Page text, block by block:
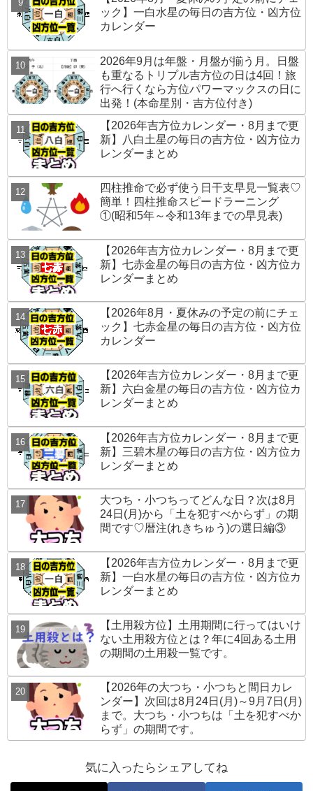
ック】一白水星の毎日の吉方位・凶方位
カレンダー
2026年9月は年盤・月盤が揃う月。日盤
も重なるトリプル吉方位の日は4回！旅
行へ行くなら方位パワーマックスの日に
出発！(本命星別・吉方位付き)
【2026年吉方位カレンダー・8月まで更
新】八白土星の毎日の吉方位・凶方位カ
レンダーまとめ
四柱推命で必ず使う日干支早見一覧表♡
簡単！四柱推命スピードラーニング
①(昭和5年～令和13年までの早見表)
【2026年吉方位カレンダー・8月まで更
新】七赤金星の毎日の吉方位・凶方位カ
レンダーまとめ
【2026年8月・夏休みの予定の前にチェ
ック】七赤金星の毎日の吉方位・凶方位
カレンダー
【2026年吉方位カレンダー・8月まで更
新】六白金星の毎日の吉方位・凶方位カ
レンダーまとめ
【2026年吉方位カレンダー・8月まで更
新】三碧木星の毎日の吉方位・凶方位カ
レンダーまとめ
大つち・小つちってどんな日？次は8月
24日(月)から「土を犯すべからず」の期
間です♡暦注(れきちゅう)の選日編③
【2026年吉方位カレンダー・8月まで更
新】一白水星の毎日の吉方位・凶方位カ
レンダーまとめ
【土用殺方位】土用期間に行ってはいけ
ない土用殺方位とは？年に4回ある土用
の期間の土用殺一覧です。
【2026年の大つち・小つちと間日カレ
ンダー】次回は8月24日(月)～9月7日(月)
まで。大つち・小つちは「土を犯すべか
らず」の期間です。
気に入ったらシェアしてね